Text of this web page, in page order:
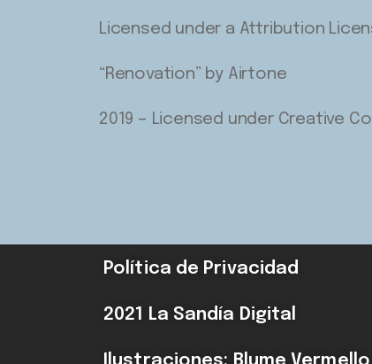
Licensed under a Attribution
“Renovation” by Airtone
2019 – Licensed under Creative
Política de Privacidad
2021 La Sandía Digital